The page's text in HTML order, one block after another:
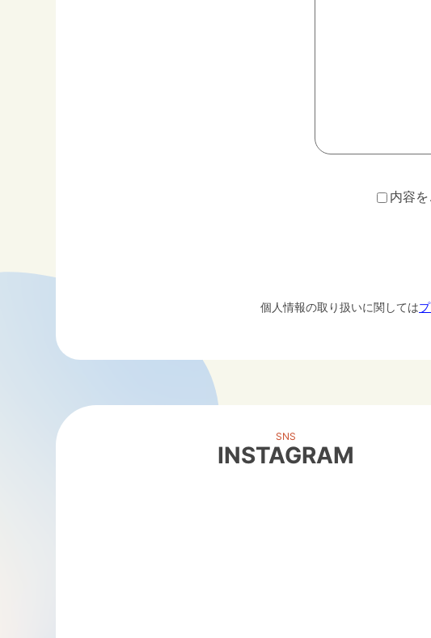
内容
個人情報の取り扱いに関しては
SNS
INSTAGRAM